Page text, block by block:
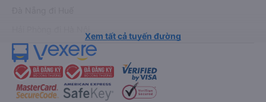
Xem tất cả tuyến đường